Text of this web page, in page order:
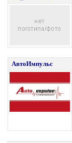
АвтоИмпульс